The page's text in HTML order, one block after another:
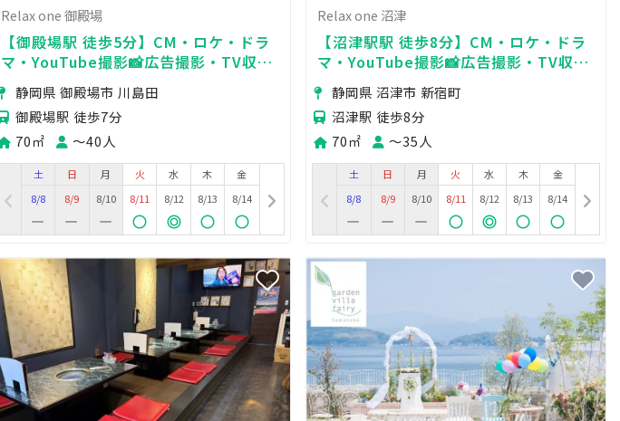
Relax one 御殿場
【御殿場駅 徒歩5分】CM・ロケ・ドラ
マ・YouTube撮影📸広告撮影・TV収録
🎥商品撮影・物撮り🌟MV・PV撮影🍃
静岡県 御殿場市 川島田
御殿場駅 徒歩7分
70㎡
〜40人
土
8/8
日
8/9
月
8/10
火
8/11
水
8/12
木
8/13
金
8/14
Relax one 沼津
【沼津駅駅 徒歩8分】CM・ロケ・ドラ
マ・YouTube撮影📸広告撮影・TV収録
🎥商品撮影・物撮り🌟MV・PV撮影🍃
静岡県 沼津市 新宿町
沼津駅 徒歩8分
70㎡
〜35人
土
8/8
日
8/9
月
8/10
火
8/11
水
8/12
木
8/13
金
8/14